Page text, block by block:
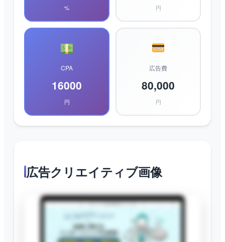
% 円
CPA
16000
円
広告費
80,000
円
広告クリエイティブ画像